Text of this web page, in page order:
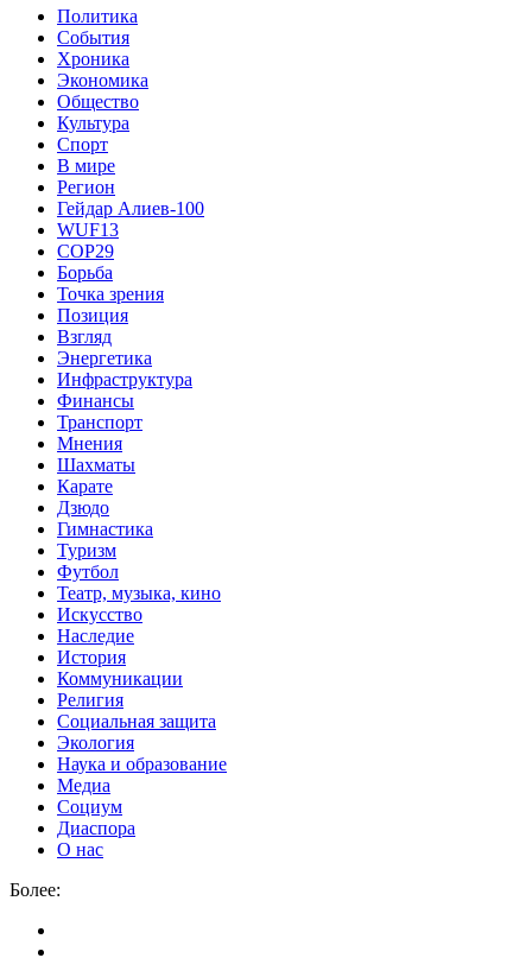
Политика
События
Хроника
Экономика
Общество
Культура
Спорт
В мире
Регион
Гейдар Алиев-100
WUF13
COP29
Борьба
Точка зрения
Позиция
Взгляд
Энергетика
Инфраструктура
Финансы
Транспорт
Мнения
Шахматы
Карате
Дзюдо
Гимнастика
Туризм
Футбол
Театр, музыка, кино
Искусство
Наследие
История
Коммуникации
Религия
Социальная защита
Экология
Наука и образование
Медиа
Социум
Диаспора
О нас
Более: